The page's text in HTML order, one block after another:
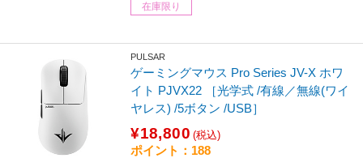
在庫限り
PULSAR
ゲーミングマウス Pro Series JV-X ホワ
イト PJVX22 ［光学式 /有線／無線(ワイ
ヤレス) /5ボタン /USB］
¥18,800 (税込)
ポイント：188